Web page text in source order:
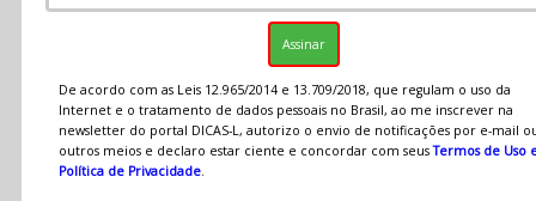
De acordo com as Leis 12.965/2014 e 13.709/2018, que regulam o uso da
Internet e o tratamento de dados pessoais no Brasil, ao me inscrever na
newsletter do portal DICAS-L, autorizo o envio de notificações por e-mail
outros meios e declaro estar ciente e concordar com seusTermos de Uso
Política de Privacidade.